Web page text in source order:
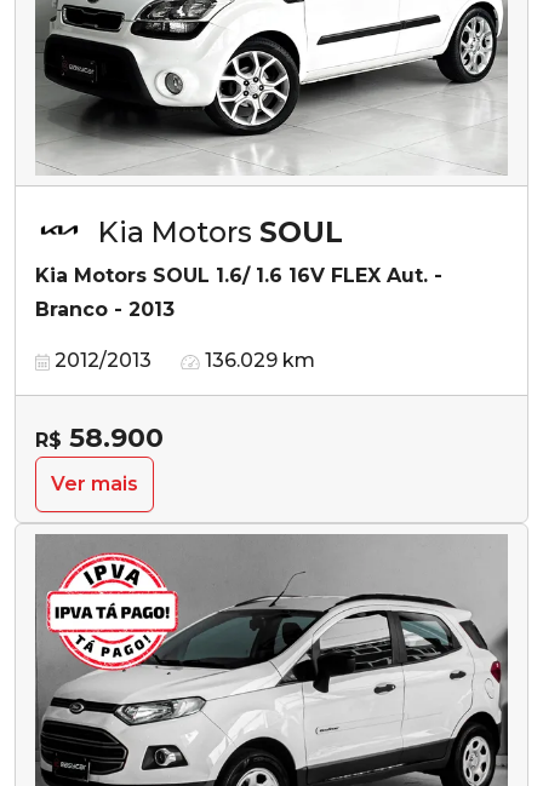
Kia Motors SOUL
Kia Motors SOUL 1.6/ 1.6 16V FLEX Aut. -
Branco - 2013
2012/2013 136.029 km
R$ 58.900
Ver mais